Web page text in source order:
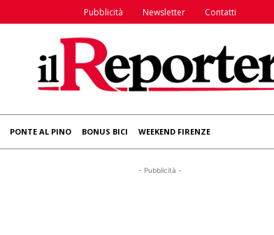
Pubblicità Newsletter Contatti
PONTE AL PINO BONUS BICI WEEKEND FIRENZE
- Pubblicità -